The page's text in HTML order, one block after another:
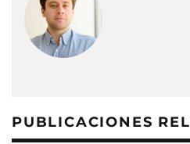
PUBLICACIONES